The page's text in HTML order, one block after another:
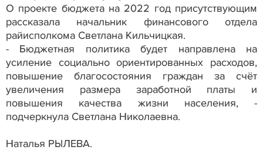
О проекте бюджета на 2022 год присутствующим
рассказала начальник финансового отдела
райисполкома Светлана Кильчицкая.
- Бюджетная политика будет направлена на
усиление социально ориентированных расходов,
повышение благосостояния граждан за счёт
увеличения размера заработной платы и
повышения качества жизни населения, -
подчеркнула Светлана Николаевна.
Наталья РЫЛЕВА.